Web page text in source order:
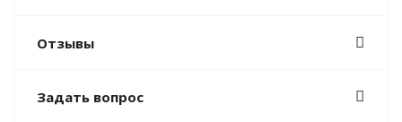
Отзывы
Задать вопрос